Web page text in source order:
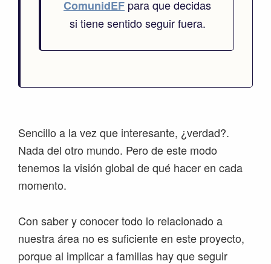
ComunidEF para que decidas
si tiene sentido seguir fuera.
Sencillo a la vez que interesante, ¿verdad?.
Nada del otro mundo. Pero de este modo
tenemos la visión global de qué hacer en cada
momento.
Con saber y conocer todo lo relacionado a
nuestra área no es suficiente en este proyecto,
porque al implicar a familias hay que seguir